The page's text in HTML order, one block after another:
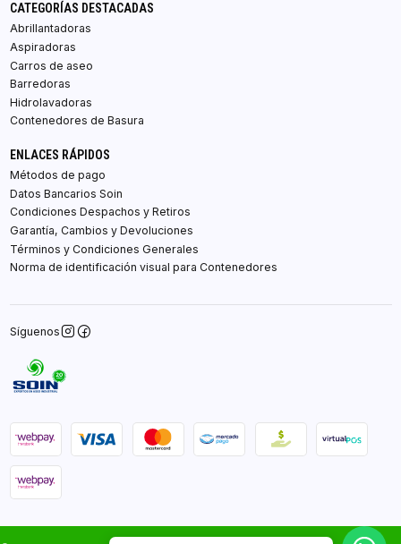
CATEGORÍAS DESTACADAS
Abrillantadoras
Aspiradoras
Carros de aseo
Barredoras
Hidrolavadoras
Contenedores de Basura
ENLACES RÁPIDOS
Métodos de pago
Datos Bancarios Soin
Condiciones Despachos y Retiros
Garantía, Cambios y Devoluciones
Términos y Condiciones Generales
Norma de identificación visual para Contenedores
Síguenos